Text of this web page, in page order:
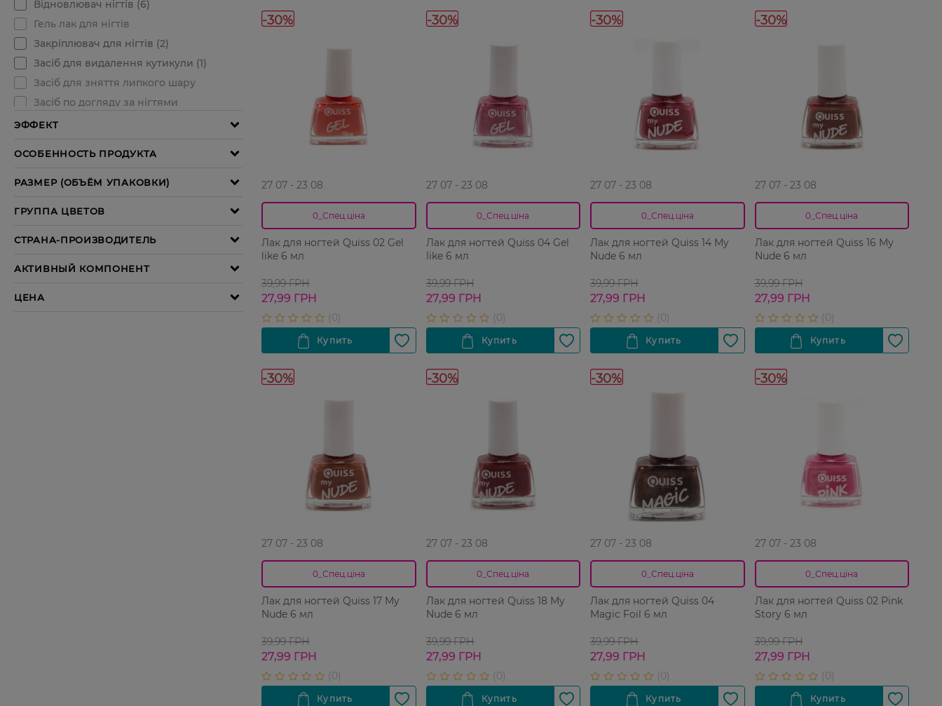
-30%
27 07 - 23 08
0_Спец.ціна
Лак для ногтей Quiss 02 Gel
like 6 мл
39,99 ГРН
27,99 ГРН
-30%
27 07 - 23 08
0_Спец.ціна
Лак для ногтей Quiss 04 Gel
like 6 мл
39,99 ГРН
27,99 ГРН
-30%
27 07 - 23 08
0_Спец.ціна
Лак для ногтей Quiss 14 My
Nude 6 мл
39,99 ГРН
27,99 ГРН
-30%
27 07 - 23 08
0_Спец.ціна
Лак для ногтей Quiss 16 My
Nude 6 мл
39,99 ГРН
27,99 ГРН
-30%
27 07 - 23 08
0_Спец.ціна
Лак для ногтей Quiss 17 My
Nude 6 мл
39,99 ГРН
27,99 ГРН
-30%
27 07 - 23 08
0_Спец.ціна
Лак для ногтей Quiss 18 My
Nude 6 мл
39,99 ГРН
27,99 ГРН
-30%
27 07 - 23 08
0_Спец.ціна
Лак для ногтей Quiss 04
Magic Foil 6 мл
39,99 ГРН
27,99 ГРН
-30%
27 07 - 23 08
0_Спец.ціна
Лак для ногтей Quiss 02 Pink
Story 6 мл
39,99 ГРН
27,99 ГРН